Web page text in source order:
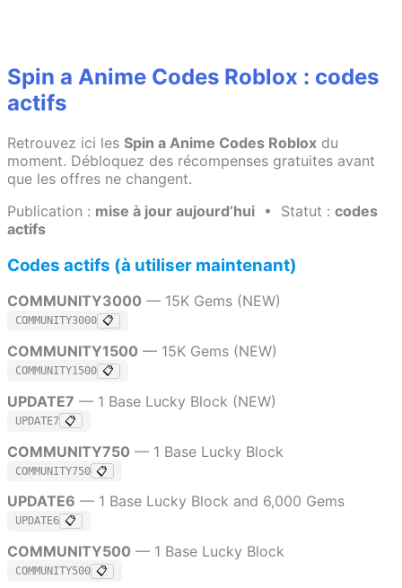
Spin a Anime Codes Roblox : codes
actifs
Retrouvez ici les Spin a Anime Codes Roblox du
moment. Débloquez des récompenses gratuites avant
que les offres ne changent.
Publication : mise à jour aujourd’hui • Statut : codes
actifs
Codes actifs (à utiliser maintenant)
COMMUNITY3000 — 15K Gems (NEW)
COMMUNITY3000 📋
COMMUNITY1500 — 15K Gems (NEW)
COMMUNITY1500 📋
UPDATE7 — 1 Base Lucky Block (NEW)
UPDATE7 📋
COMMUNITY750 — 1 Base Lucky Block
COMMUNITY750 📋
UPDATE6 — 1 Base Lucky Block and 6,000 Gems
UPDATE6 📋
COMMUNITY500 — 1 Base Lucky Block
COMMUNITY500 📋